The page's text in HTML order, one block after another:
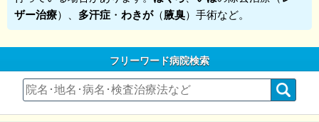
ザー治療）、 多汗症 ・ わきが（腋臭）手術など。
フリーワード病院検索